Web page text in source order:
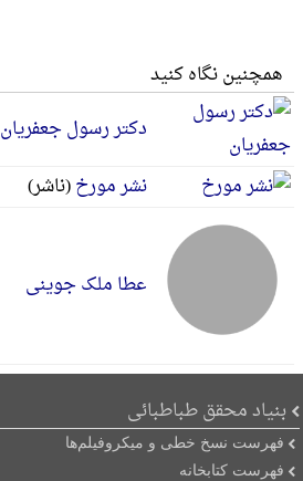
همچنین نگاه کنید
دکتر رسول جعفریان
نشر مورخ(ناشر)
عطا ملک جوینی
بنیاد محقق طباطبائی
فهرست نسخ خطی و میکروفیلم‌ها
فهرست کتابخانه